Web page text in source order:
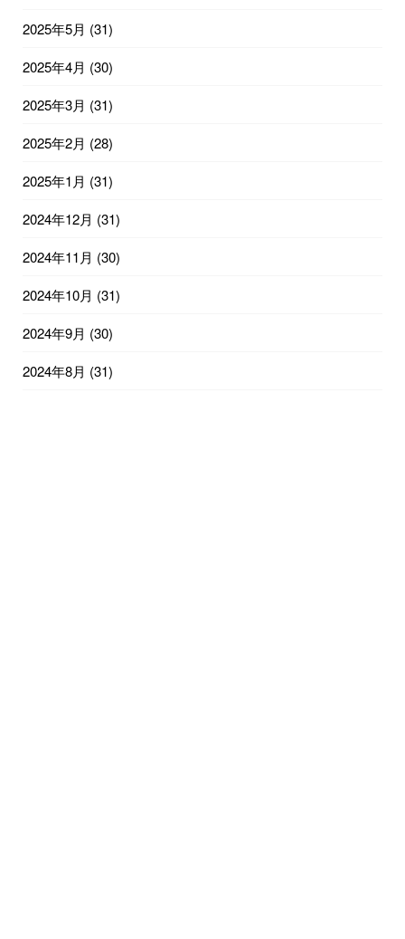
2025年5月 (31)
2025年4月 (30)
2025年3月 (31)
2025年2月 (28)
2025年1月 (31)
2024年12月 (31)
2024年11月 (30)
2024年10月 (31)
2024年9月 (30)
2024年8月 (31)